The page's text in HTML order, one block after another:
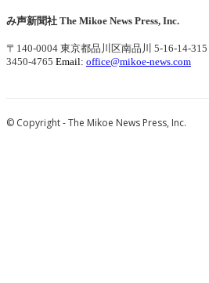
み声新聞社 The Mikoe News Press, Inc.
〒140-0004 東京都品川区南品川 5-16-14-315
3450-4765 Email: office@mikoe-news.com
© Copyright - The Mikoe News Press, Inc.